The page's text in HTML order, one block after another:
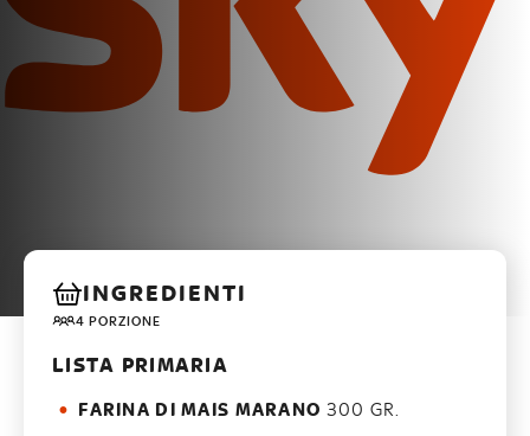
INGREDIENTI
4 PORZIONE
LISTA PRIMARIA
FARINA DI MAIS MARANO 300 GR.